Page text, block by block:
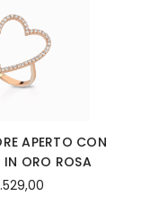
APERTO CON
ORO ROSA